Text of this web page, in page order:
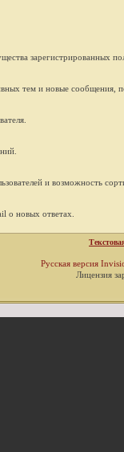
зарегистрированных
тем и новые сообщения,
и возможность
о новых ответах.
Русская версия
Лицензия